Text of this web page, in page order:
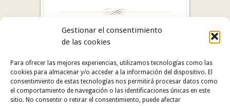
Gestionar el consentimiento
de las cookies
Para ofrecer las mejores experiencias, utilizamos tecnologías como las
cookies para almacenar y/o acceder a la información del dispositivo. El
consentimiento de estas tecnologías nos permitirá procesar datos como
el comportamiento de navegación o las identificaciones únicas en este
sitio. No consentir o retirar el consentimiento, puede afectar